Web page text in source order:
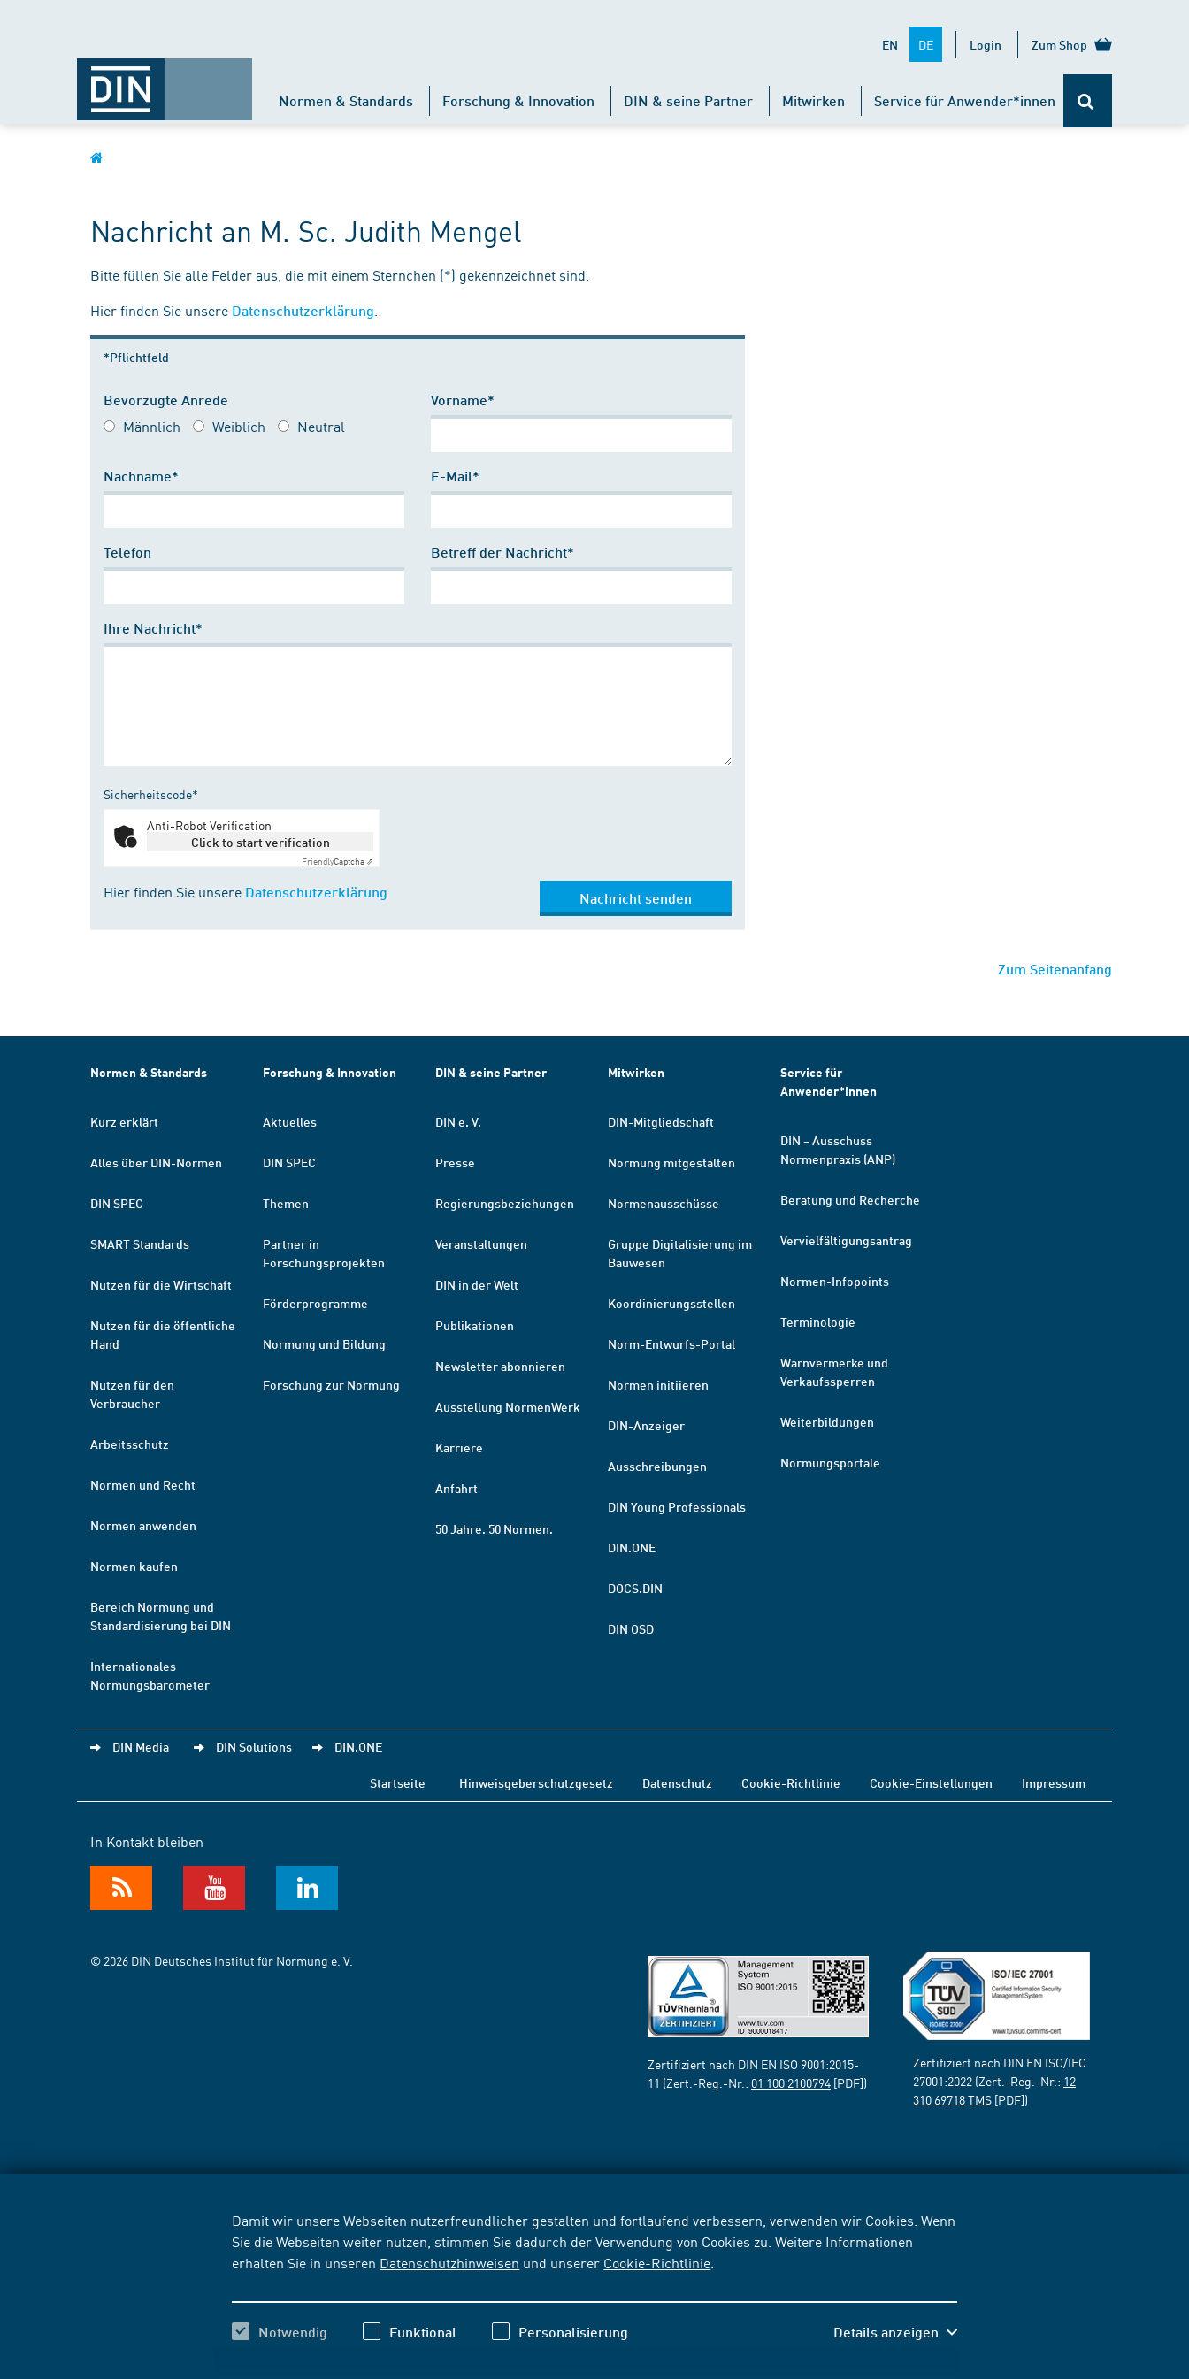
Damit wir unsere Webseiten nutzerfreundlicher gestalten und fortlaufend verbessern, verwenden wir Cookies. Wenn
Sie die Webseiten weiter nutzen, stimmen Sie dadurch der Verwendung von Cookies zu. Weitere Informationen
erhalten Sie in unseren Datenschutzhinweisen und unserer Cookie-Richtlinie
Notwendig Funktional Personalisierung Details anzeigen
EN DE Login Zum Shop
Normen & Standards Forschung & Innovation DIN & seine Partner Mitwirken Service für Anwender*innen
Nachricht an M. Sc. Judith Mengel
Bitte füllen Sie alle Felder aus, die mit einem Sternchen (*) gekennzeichnet sind.
Hier finden Sie unsere Datenschutzerklärung
*Pflichtfeld
Bevorzugte Anrede
Männlich Weiblich Neutral
Vorname*
Nachname* E-Mail*
Telefon Betreff der Nachricht*
Ihre Nachricht*
Sicherheitscode*
Anti-Robot Verification
Click to start verification
FriendlyCaptcha ⇗
Hier finden Sie unsere Datenschutzerklärung Nachricht senden
Zum Seitenanfang
Normen & Standards
Kurz erklärt
Alles über DIN-Normen
DIN SPEC
SMART Standards
Nutzen für die Wirtschaft
Nutzen für die öffentliche
Hand
Nutzen für den
Verbraucher
Arbeitsschutz
Normen und Recht
Normen anwenden
Normen kaufen
Bereich Normung und
Standardisierung bei DIN
Internationales
Normungsbarometer
Forschung & Innovation
Aktuelles
DIN SPEC
Themen
Partner in
Forschungsprojekten
Förderprogramme
Normung und Bildung
Forschung zur Normung
DIN & seine Partner
DIN e. V.
Presse
Regierungsbeziehungen
Veranstaltungen
DIN in der Welt
Publikationen
Newsletter abonnieren
Ausstellung NormenWerk
Karriere
Anfahrt
50 Jahre. 50 Normen.
Mitwirken
DIN-Mitgliedschaft
Normung mitgestalten
Normenausschüsse
Gruppe Digitalisierung im
Bauwesen
Koordinierungsstellen
Norm-Entwurfs-Portal
Normen initiieren
DIN-Anzeiger
Ausschreibungen
DIN Young Professionals
DIN.ONE
DOCS.DIN
DIN OSD
Service für
Anwender*innen
DIN – Ausschuss
Normenpraxis (ANP)
Beratung und Recherche
Vervielfältigungsantrag
Normen-Infopoints
Terminologie
Warnvermerke und
Verkaufssperren
Weiterbildungen
Normungsportale
DIN Media DIN Solutions DIN.ONE
Startseite Hinweisgeberschutzgesetz Datenschutz Cookie-Richtlinie Cookie-Einstellungen Impressum
In Kontakt bleiben
© 2026 DIN Deutsches Institut für Normung e. V.
Zertifiziert nach DIN EN ISO 9001:2015-
11 (Zert.-Reg.-Nr.: 01 100 2100794 [PDF])
Zertifiziert nach DIN EN ISO/IEC
27001:2022 (Zert.-Reg.-Nr.: 12
310 69718 TMS [PDF])